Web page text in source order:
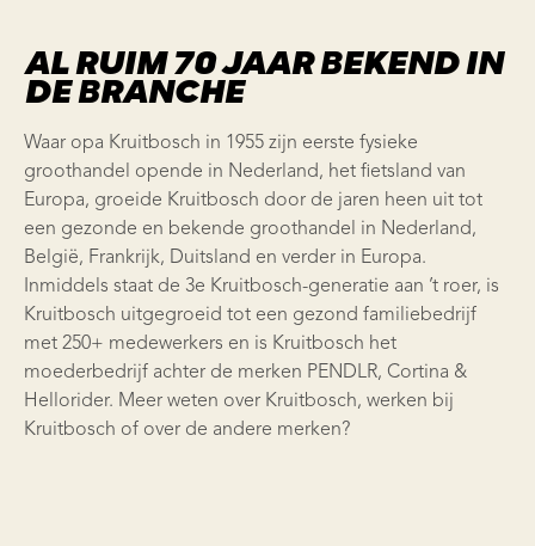
AL RUIM 70 JAAR BEKEND IN
DE BRANCHE
Waar opa Kruitbosch in 1955 zijn eerste fysieke
groothandel opende in Nederland, het fietsland van
Europa, groeide Kruitbosch door de jaren heen uit tot
een gezonde en bekende groothandel in Nederland,
België, Frankrijk, Duitsland en verder in Europa.
Inmiddels staat de 3e Kruitbosch-generatie aan ’t roer, is
Kruitbosch uitgegroeid tot een gezond familiebedrijf
met 250+ medewerkers en is Kruitbosch het
moederbedrijf achter de merken PENDLR, Cortina &
Hellorider. Meer weten over Kruitbosch, werken bij
Kruitbosch of over de andere merken?